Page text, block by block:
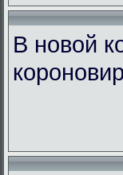
В новой